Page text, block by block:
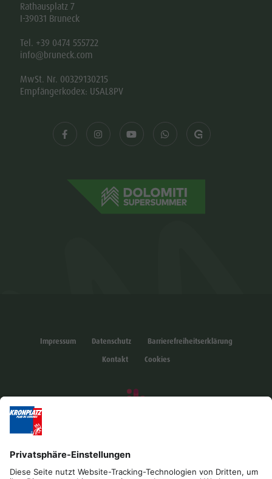
Rathausplatz 7
I-39031 Bruneck
Tel. +39 0474 555722
info@bruneck.com
MwSt. Nr. 00329130215
Empfängerkodex: USAL8PV
Impressum Datenschutz
Barrierefreiheitserklärung
Kontakt
Cookies